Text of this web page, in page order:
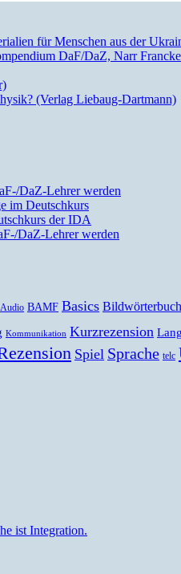
für Menschen aus der
DaF/DaZ, Narr
(Verlag Liebaug-Dartmann)
DaZ-Lehrer werden
im Deutschkurs
der IDA
DaZ-Lehrer werden
Audio BAMF Basics Bildwörterbuch
Kommunikation Kurzrezension
Spiel Sprache telc
ist Integration.